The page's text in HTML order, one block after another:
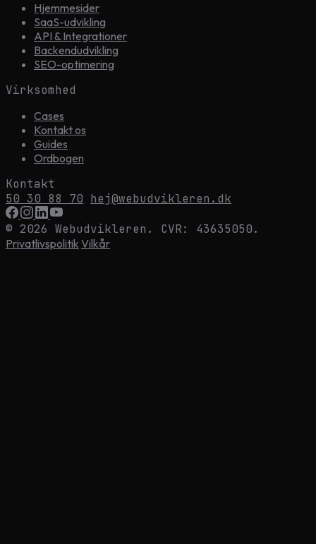
Hjemmesider
SaaS-udvikling
API & Integrationer
Backendudvikling
SEO-optimering
Virksomhed
Cases
Kontakt os
Guides
Ordbogen
Kontakt
50 30 88 70 hej@webudvikleren.dk
© 2026 Webudvikleren. CVR: 43635050.
Privatlivspolitik Vilkår